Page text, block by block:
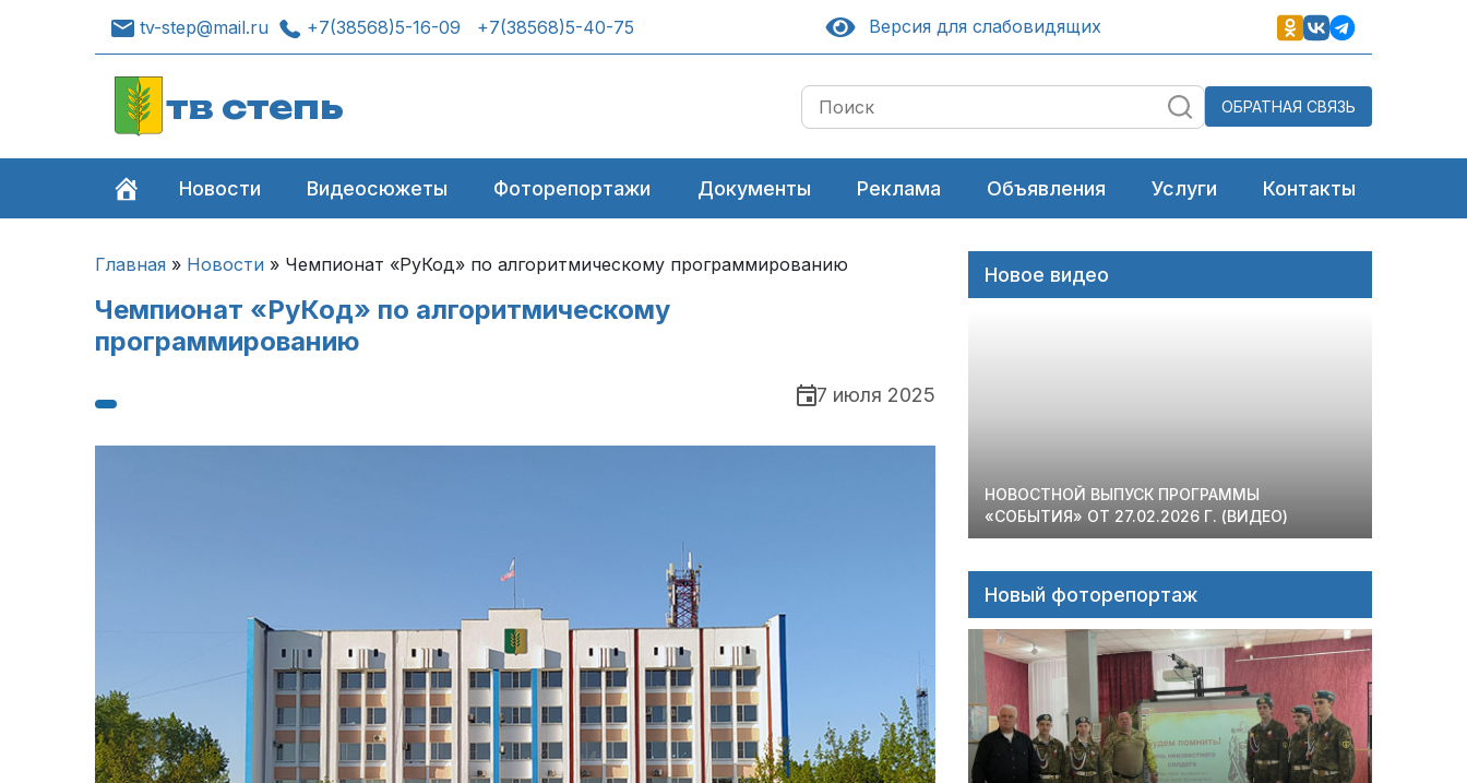
tv-step@mail.ru +7(38568)5-16-09 +7(38568)5-40-75 Версия для слабовидящих
тв степь ОБРАТНАЯ СВЯЗЬ
Новости Видеосюжеты Фоторепортажи Документы Реклама Объявления Услуги Контакты
Главная » Новости » Чемпионат «РуКод» по алгоритмическому программированию
Чемпионат «РуКод» по алгоритмическому
программированию
7 июля 2025
Новое видео
НОВОСТНОЙ ВЫПУСК ПРОГРАММЫ
«СОБЫТИЯ» ОТ 27.02.2026 Г. (ВИДЕО)
Новый фоторепортаж